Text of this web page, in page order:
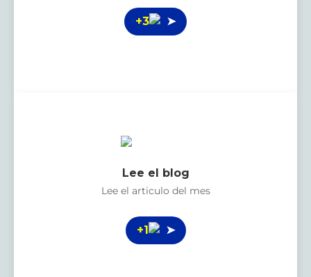
+3 ➤
Lee el blog
Lee el articulo del mes
+1 ➤